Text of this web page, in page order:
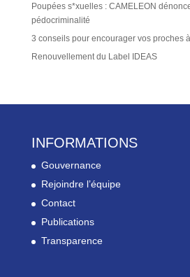
Poupées s*xuelles : CAMELEON
pédocriminalité
3 conseils pour encourager vos proches
Renouvellement du Label IDEAS
INFORMATIONS
Gouvernance
Rejoindre l’équipe
Contact
Publications
Transparence